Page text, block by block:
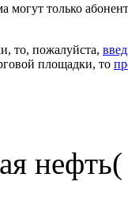
могут только
то, пожалуйста,
площадки, то